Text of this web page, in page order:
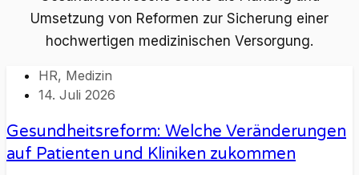
HR, Medizin
14. Juli 2026
Gesundheitsreform: Welche Veränderungen
auf Patienten und Kliniken zukommen